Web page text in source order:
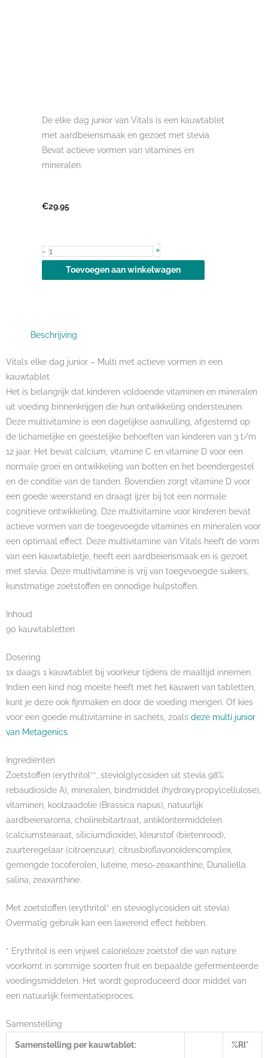
De elke dag junior van Vitals is een kauwtablet
met aardbeiensmaak en gezoet met stevia.
Bevat actieve vormen van vitamines en
mineralen.
€29.95
- Elke
dag
aantal
+
Toevoegen aan winkelwagen
Beschrijving
Vitals elke dag junior – Multi met actieve vormen in een
kauwtablet
Het is belangrijk dat kinderen voldoende vitaminen en mineralen
uit voeding binnenkrijgen die hun ontwikkeling ondersteunen.
Deze multivitamine is een dagelijkse aanvulling, afgestemd op
de lichamelijke en geestelijke behoeften van kinderen van 3 t/m
12 jaar. Het bevat calcium, vitamine C en vitamine D voor een
normale groei en ontwikkeling van botten en het beendergestel
en de conditie van de tanden. Bovendien zorgt vitamine D voor
een goede weerstand en draagt ijzer bij tot een normale
cognitieve ontwikkeling. Dze multivitamine voor kinderen bevat
actieve vormen van de toegevoegde vitamines en mineralen voor
een optimaal effect. Deze multivitamine van Vitals heeft de vorm
van een kauwtabletje, heeft een aardbeiensmaak en is gezoet
met stevia. Deze multivitamine is vrij van toegevoegde suikers,
kunstmatige zoetstoffen en onnodige hulpstoffen.
Inhoud
90 kauwtabletten
Dosering
1x daags 1 kauwtablet bij voorkeur tijdens de maaltijd innemen.
Indien een kind nog moeite heeft met het kauwen van tabletten,
kunt je deze ook fijnmaken en door de voeding mengen. Of kies
voor een goede multivitamine in sachets, zoals deze multi junior
van Metagenics.
Ingrediënten
Zoetstoffen (erythritol**, steviolglycosiden uit stevia 98%
rebaudioside A), mineralen, bindmiddel (hydroxypropylcellulose),
vitaminen, koolzaadolie (Brassica napus), natuurlijk
aardbeienaroma, cholinebitartraat, antiklontermiddelen
(calciumstearaat, siliciumdioxide), kleurstof (bietenrood),
zuurteregelaar (citroenzuur), citrusbioflavonoïdencomplex,
gemengde tocoferolen, luteïne, meso-zeaxanthine, Dunaliella
salina, zeaxanthine.
Met zoetstoffen (erythritol* en stevioglycosiden uit stevia).
Overmatig gebruik kan een laxerend effect hebben.
* Erythritol is een vrijwel calorieloze zoetstof die van nature
voorkomt in sommige soorten fruit en bepaalde gefermenteerde
voedingsmiddelen. Het wordt geproduceerd door middel van
een natuurlijk fermentatieproces.
Samenstelling
Samenstelling per kauwtablet: %RI*